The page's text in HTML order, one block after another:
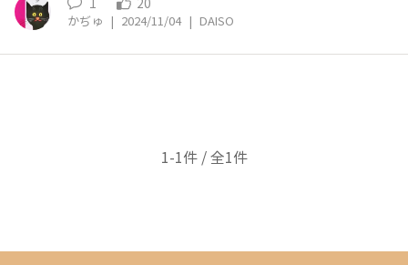
かぢゅ | 2024/11/04 | DAISO
1-1件 / 全1件